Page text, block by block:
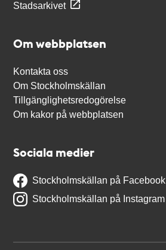
Stadsarkivet
Om webbplatsen
Kontakta oss
Om Stockholmskällan
Tillgänglighetsredogörelse
Om kakor på webbplatsen
Sociala medier
Stockholmskällan på Facebook
Stockholmskällan på Instagram